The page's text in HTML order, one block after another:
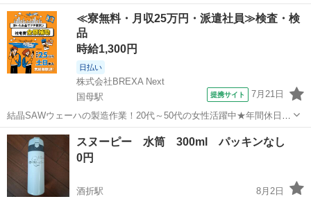
さい。
山梨 甲府市 酒折駅 家庭用品
≪寮無料・月収25万円・派遣社員≫検査・検
品
時給1,300円
日払い
株式会社BREXA Next
国母駅
提携サイト 7月21日
結晶SAWウェーハの製造作業！20代～50代の女性活躍中★年間休日
120日＆土日祝休み！クリーンルーム内でのお仕事！日払い制度利用可
◎正社員登用制度あり！マイカー通勤可！《山梨県中巨摩郡昭和町》
人気の工場のお仕事 ◇結晶...
山梨 国母駅 その他
スヌーピー 水筒 300ml パッキンなし
0円
酒折駅
8月2日